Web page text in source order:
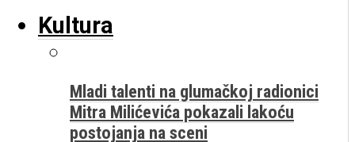
Kultura
Mladi talenti na glumačkoj radionici
Mitra Milićevića pokazali lakoću
postojanja na sceni